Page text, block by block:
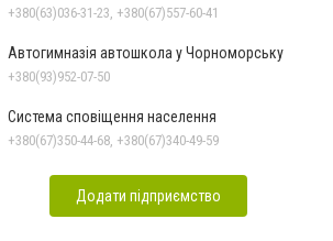
+380(63)036-31-23, +380(67)557-60-41
Автогимназія автошкола у Чорноморську
+380(93)952-07-50
Система сповіщення населення
+380(67)350-44-68, +380(67)340-49-59
Додати підприємство